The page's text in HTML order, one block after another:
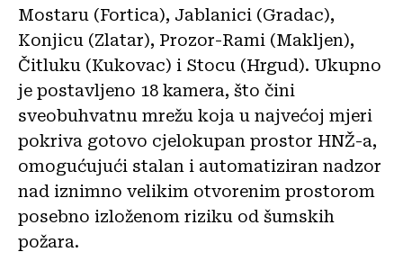
Mostaru (Fortica), Jablanici (Gradac),
Konjicu (Zlatar), Prozor-Rami (Makljen),
Čitluku (Kukovac) i Stocu (Hrgud). Ukupno
je postavljeno 18 kamera, što čini
sveobuhvatnu mrežu koja u najvećoj mjeri
pokriva gotovo cjelokupan prostor HNŽ-a,
omogućujući stalan i automatiziran nadzor
nad iznimno velikim otvorenim prostorom
posebno izloženom riziku od šumskih
požara.